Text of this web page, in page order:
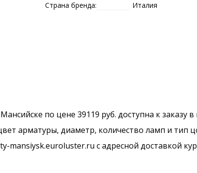
Страна бренда:
Италия
по цене 39119 руб. доступна к заказу
арматуры, диаметр, количество ламп и тип
с адресной доставкой